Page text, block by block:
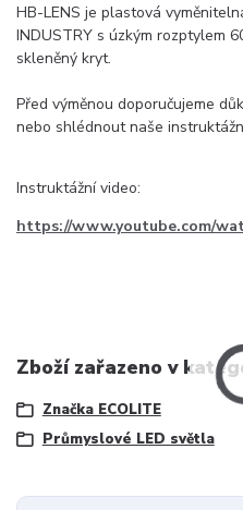
HB-LENS je plastová
INDUSTRY s úzkým rozptylem
skleněný kryt.
Před výměnou doporučujeme
nebo shlédnout naše
Instruktážní video:
https://www.youtube.com/
Zboží zařazeno v
Značka ECOLITE
Průmyslové LED světla